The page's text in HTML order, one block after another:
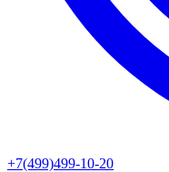
+7(499)499-10-20